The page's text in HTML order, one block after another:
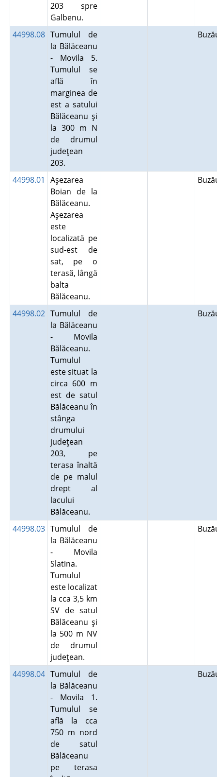
203 spre
Galbenu.
44998.08 Tumulul de
la Bălăceanu
- Movila 5.
Tumulul se
află în
marginea de
est a satului
Bălăceanu şi
la 300 m N
de drumul
judeţean
203.
44998.01
Aşezarea
Boian de la
Bălăceanu.
Aşezarea
este
localizată pe
sud-est de
sat, pe o
terasă, lângă
balta
Bălăceanu.
44998.02 Tumulul de
la Bălăceanu
- Movila
Bălăceanu.
Tumulul
este situat la
circa 600 m
est de satul
Bălăceanu în
stânga
drumului
judeţean
203, pe
terasa înaltă
de pe malul
drept al
lacului
Bălăceanu.
44998.03 Tumulul de
la Bălăceanu
- Movila
Slatina.
Tumulul
este localizat
la cca 3,5 km
SV de satul
Bălăceanu şi
la 500 m NV
de drumul
judeţean.
44998.04 Tumulul de
la Bălăceanu
- Movila 1.
Tumulul se
află la cca
750 m nord
de satul
Bălăceanu
pe terasa